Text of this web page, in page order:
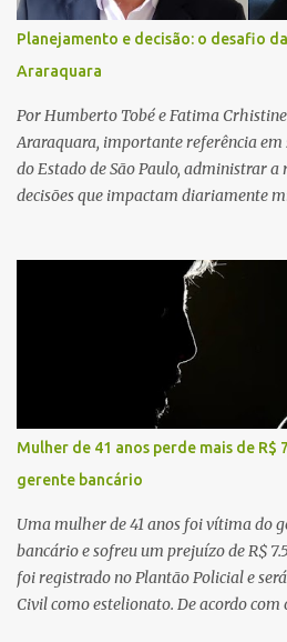
Planejamento e decisão: o desafio
Araraquara
Por Humberto Tobé e Fatima
Araraquara, importante referência em
do Estado de São Paulo, administrar
decisões que impactam diariamente
município, mas também de diversas
ampliando significativamente a
o Sistema Único de Saúde (SUS). Nos
Federal tem ampliado investimentos
da atenção básica, da infraestrutura
regionalização dos serviços de saúde.
de demandas crescentes e recursos
principal missão da gestão pública
mas decidir melhor onde investir para
possível à população. Essa reflexão
teoria da admini...
Mulher de 41 anos perde mais de R$
gerente bancário
Uma mulher de 41 anos foi vítima do
bancário e sofreu um prejuízo de R$
foi registrado no Plantão Policial e
Civil como estelionato. De acordo com